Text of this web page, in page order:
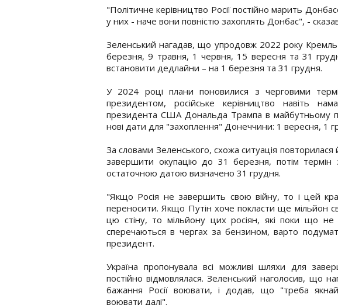
"Політичне керівництво Росії постійно марить
у них - наче вони повністю захоплять Донбас", -
Зеленський нагадав, що упродовж 2022 року Кремль
березня, 9 травня, 1 червня, 15 вересня та 31
встановити дедлайни – на 1 березня та 31 грудня.
У 2024 році плани поновилися з черговими
президентом, російське керівництво навіть
президента США Дональда Трампа в майбутньому
нові дати для "захоплення" Донеччини: 1 вересня, 1
За словами Зеленського, схожа ситуація
завершити окупацію до 31 березня, потім термін
остаточною датою визначено 31 грудня.
"Якщо Росія не завершить свою війну, то і цей
переносити. Якщо Путін хоче покласти ще мільйон
цю стіну, то мільйону цих росіян, які поки що не
сперечаються в чергах за бензином, варто
президент.
Україна пропонувала всі можливі шляхи для
постійно відмовлялася. Зеленський наголосив, що
бажання Росії воювати, і додав, що "треба
воювати далі".